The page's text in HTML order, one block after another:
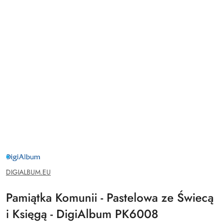
DIGIALBUM.EU
DIGIALBUM.EU
Pamiątka Komunii - Pastelowa ze Świecą
i Księgą - DigiAlbum PK6008